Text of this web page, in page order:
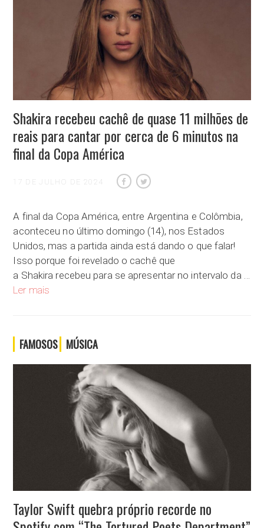
Shakira recebeu cachê de quase 11 milhões de
reais para cantar por cerca de 6 minutos na
final da Copa América
17 DE JULHO DE 2024
A final da Copa América, entre Argentina e Colômbia,
aconteceu no último domingo (14), nos Estados
Unidos, mas a partida ainda está dando o que falar!
Isso porque foi revelado o cachê que
a Shakira recebeu para se apresentar no intervalo da …
Ler mais
FAMOSOS MÚSICA
Taylor Swift quebra próprio recorde no